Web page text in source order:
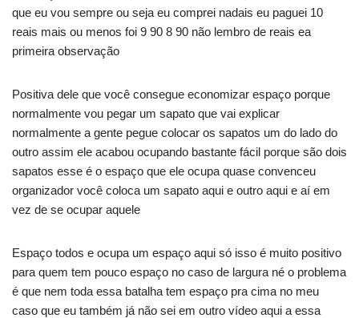
que eu vou sempre ou seja eu comprei nadais eu paguei 10
reais mais ou menos foi 9 90 8 90 não lembro de reais ea
primeira observação
Positiva dele que você consegue economizar espaço porque
normalmente vou pegar um sapato que vai explicar
normalmente a gente pegue colocar os sapatos um do lado do
outro assim ele acabou ocupando bastante fácil porque são dois
sapatos esse é o espaço que ele ocupa quase convenceu
organizador você coloca um sapato aqui e outro aqui e aí em
vez de se ocupar aquele
Espaço todos e ocupa um espaço aqui só isso é muito positivo
para quem tem pouco espaço no caso de largura né o problema
é que nem toda essa batalha tem espaço pra cima no meu
caso que eu também já não sei em outro vídeo aqui a essa